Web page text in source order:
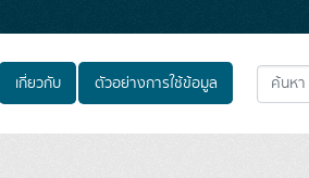
เกี่ยวกับ ตัวอย่างการใช้ข้อมูล